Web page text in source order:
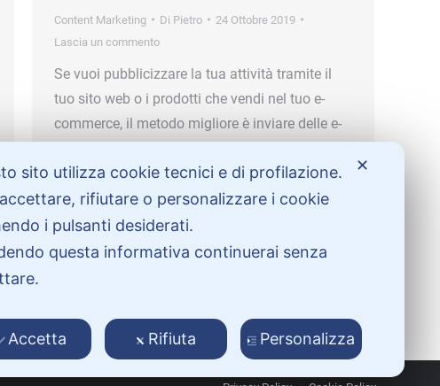
Content Marketing Di Pietro
24 Ottobre 2019
Lascia un commento
Se vuoi pubblicizzare la tua attività tramite il
tuo sito web o i prodotti che vendi nel tuo e-
commerce, il metodo migliore è inviare delle e-
marketing”). Tuttavia, mandare delle e-mail
pubblicitarie non è così facile come potrebbe
sembrare a prima vista: ogni persona che
dispone di una casella e-mail,…
✕
sito utilizza cookie tecnici e di profilazione.
rifiutare o personalizzare i cookie
i pulsanti desiderati.
questa informativa continuerai senza
Accetta Rifiuta Personalizza